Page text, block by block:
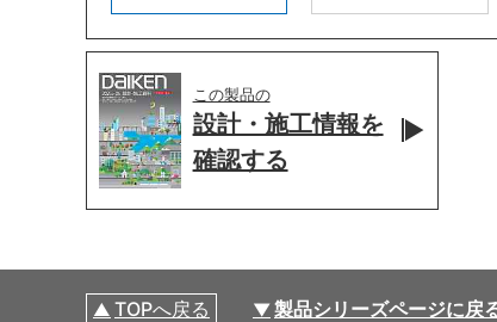
この製品の
設計・施工情報を
確認する
TOPへ戻る 製品シリーズページに戻